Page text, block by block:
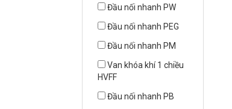
Đầu nối nhanh PW
Đầu nối nhanh PEG
Đầu nối nhanh PM
Van khóa khí 1 chiều
HVFF
Đầu nối nhanh PB